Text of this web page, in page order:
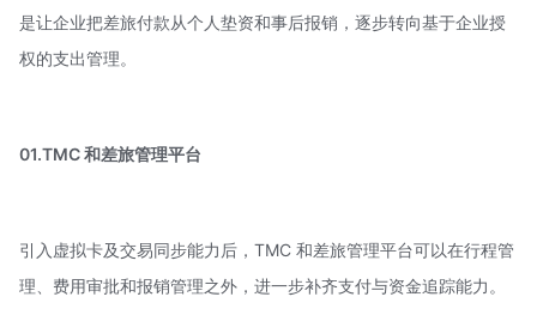
是让企业把差旅付款从个人垫资和事后报销，逐步转向基于企业授
权的支出管理。
01.TMC 和差旅管理平台
引入虚拟卡及交易同步能力后，TMC 和差旅管理平台可以在行程管
理、费用审批和报销管理之外，进一步补齐支付与资金追踪能力。